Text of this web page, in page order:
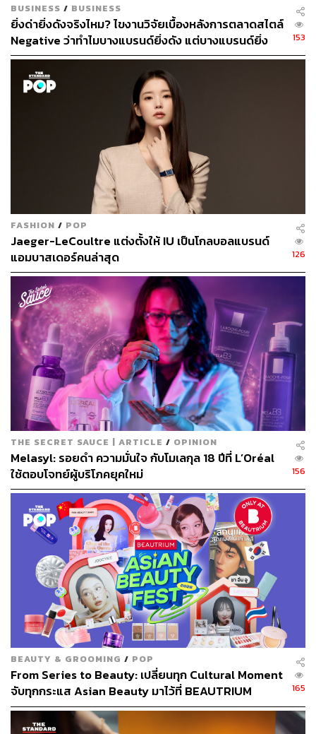
ภาพ:Courtesy of Brand
อ้างอิง:
wwd.com/beauty-industry-news/beauty-features/excl
usive-kendall-jenner-loreal-paris-global-ambassador
-1235746562/
TAGS: L'Oreal Kendall Jenner
เครื่องสำอาง
Global Ambassador
L'Oreal Paris
ABOUT THE AUTHOR
THE STANDARD POP TEAM
ALL THINGS THAT SHAPE AND SHIFT
CULTURE. Instagram / Facebook / Twitter :
thestandardpop
BUSINESS / BUSINESS
ยิ่งด่ายิ่งดังจริงไหม? ไขงานวิจัยเบื้องหลังการตลาดสไตล์
Negative ว่าทำไมบางแบรนด์ยิ่งดัง แต่บางแบรนด์ยิ่ง
เจ็บตัว
153
FASHION / POP
Jaeger-LeCoultre แต่งตั้งให้ IU เป็นโกลบอลแบรนด์
แอมบาสเดอร์คนล่าสุด
126
THE SECRET SAUCE | ARTICLE / OPINION
Melasyl: รอยดำ ความมั่นใจ กับโมเลกุล 18 ปีที่ L’Oréal
ใช้ตอบโจทย์ผู้บริโภคยุคใหม่
156
BEAUTY & GROOMING / POP
From Series to Beauty: เปลี่ยนทุก Cultural Moment
จับทุกกระแส Asian Beauty มาไว้ที่ BEAUTRIUM
[Advertorial]
165